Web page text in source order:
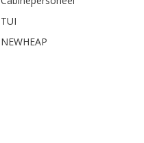
TUI
NEWHEAP